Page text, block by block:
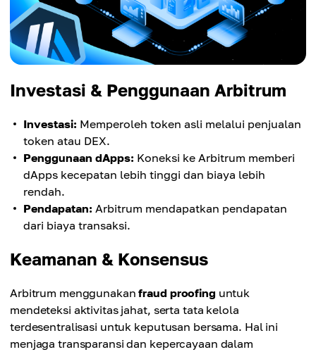
Investasi & Penggunaan Arbitrum
Investasi: Memperoleh token asli melalui penjualan
token atau DEX.
Penggunaan dApps: Koneksi ke Arbitrum memberi
dApps kecepatan lebih tinggi dan biaya lebih
rendah.
Pendapatan: Arbitrum mendapatkan pendapatan
dari biaya transaksi.
Keamanan & Konsensus
Arbitrum menggunakanfraud proofing untuk
mendeteksi aktivitas jahat, serta tata kelola
terdesentralisasi untuk keputusan bersama. Hal ini
menjaga transparansi dan kepercayaan dalam